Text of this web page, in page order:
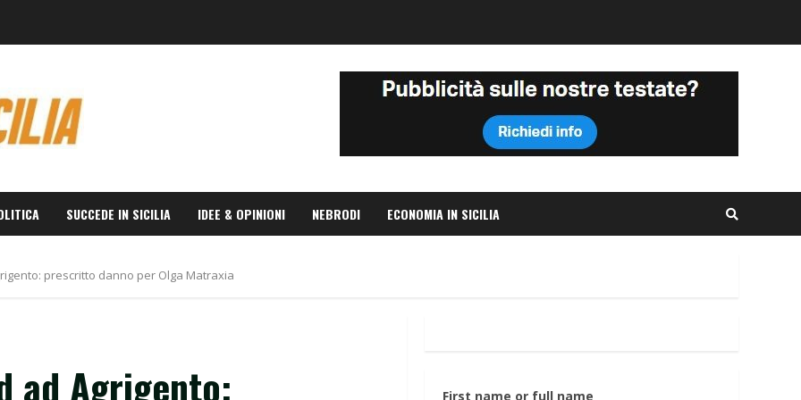
SUCCEDE IN SICILIA IDEE & OPINIONI NEBRODI ECONOMIA IN SICILIA
prescritto danno per Olga Matraxia
ad Agrigento:
First name or full name